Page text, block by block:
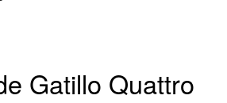
Gatillo Quattro